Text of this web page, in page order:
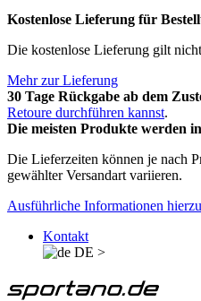
Kostenlose Lieferung für
Die kostenlose Lieferung gilt
Mehr zur Lieferung
30 Tage Rückgabe ab dem
Retoure durchführen kannst.
Die meisten Produkte werden
Die Lieferzeiten können je nach
gewählter Versandart variieren.
Ausführliche Informationen hierzu
Kontakt
DE >